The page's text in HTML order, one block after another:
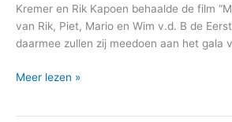
Kremer en Rik Kapoen behaalde de film
van Rik, Piet, Mario en Wim v.d. B de
daarmee zullen zij meedoen aan het gala
Laatste
Meer lezen »